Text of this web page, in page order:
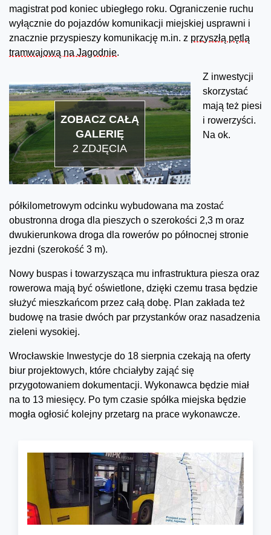
magistrat pod koniec ubiegłego roku. Ograniczenie ruchu
wyłącznie do pojazdów komunikacji miejskiej usprawni i
znacznie przyspieszy komunikację m.in. z przyszłą pętlą
tramwajową na Jagodnie.
ZOBACZ CAŁĄ
GALERIĘ
2 ZDJĘCIA
Z inwestycji
skorzystać
mają też piesi
i rowerzyści.
Na ok.
półkilometrowym odcinku wybudowana ma zostać
obustronna droga dla pieszych o szerokości 2,3 m oraz
dwukierunkowa droga dla rowerów po północnej stronie
jezdni (szerokość 3 m).
Nowy buspas i towarzysząca mu infrastruktura piesza oraz
rowerowa mają być oświetlone, dzięki czemu trasa będzie
służyć mieszkańcom przez całą dobę. Plan zakłada też
budowę na trasie dwóch par przystanków oraz nasadzenia
zieleni wysokiej.
Wrocławskie Inwestycje do 18 sierpnia czekają na oferty
biur projektowych, które chciałyby zająć się
przygotowaniem dokumentacji. Wykonawca będzie miał
na to 13 miesięcy. Po tym czasie spółka miejska będzie
mogła ogłosić kolejny przetarg na prace wykonawcze.